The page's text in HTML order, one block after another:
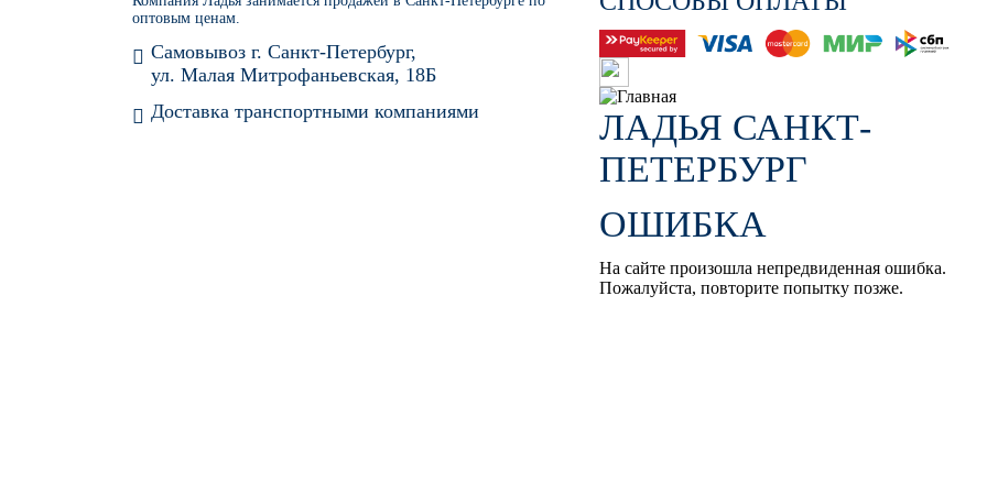
оптовым ценам.
Самовывоз г. Санкт-Петербург,
ул. Малая Митрофаньевская, 18Б
Доставка транспортными компаниями
ЛАДЬЯ САНКТ-
ПЕТЕРБУРГ
ОШИБКА
На сайте произошла непредвиденная ошибка.
Пожалуйста, повторите попытку позже.